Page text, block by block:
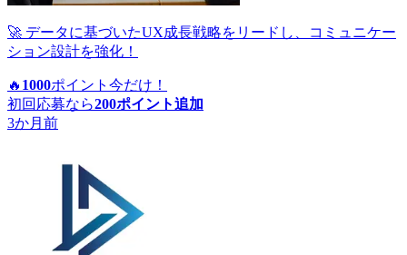
🚀 データに基づいたUX成長戦略をリードし、コミュニケー
ション設計を強化！
🔥 1000ポイント 今だけ！
初回応募なら200ポイント追加
3か月前